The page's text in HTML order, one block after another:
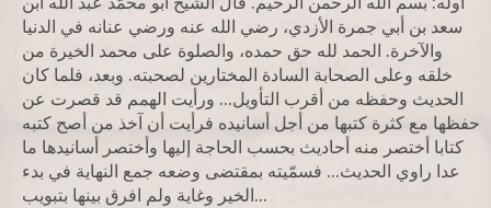
سعد بن أبي جمرة الأزدي، رضي الله عنه ورضي عنانه في الدنيا
والآخرة. الحمد لله حق حمده، والصلوة على محمد الخيرة من
خلقه وعلى الصحابة السادة المختارين لصحبته. وبعد، فلما كان
الحديث وحفظه من أقرب التأویل... ورأيت الهمم قد قصرت عن
حفظها مع كثرة كتبها من أجل أسانیده فرأيت أن آخذ من أصح كتبه
كتابا أختصر منه أحاديث بحسب الحاجة إليها وأختصر أسانيدها ما
عدا راوي الحديث... فسمّيته بمقتضى وضعه جمع النهاية في بدء
الخير وغاية ولم افرق بینها بتبویب...